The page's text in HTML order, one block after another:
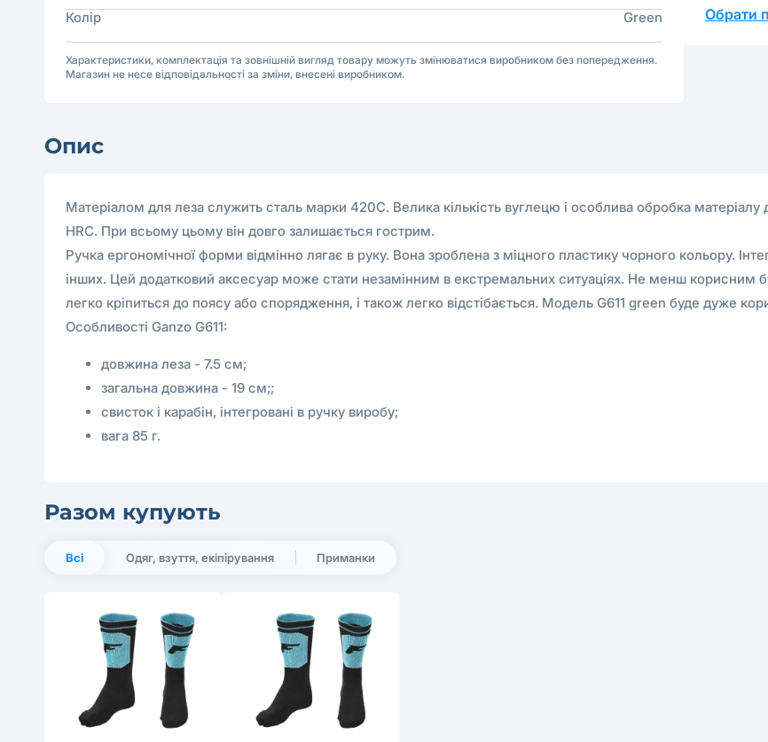
Колір
Green
Характеристики, комплектація та зовнішній вигляд товару можуть змінюватися виробником без попередження.
Магазин не несе відповідальності за зміни, внесені виробником.
Обрати
Опис
Матеріалом для леза служить сталь марки 420С. Велика кількість вуглецю і особлива обробка матеріалу
HRC. При всьому цьому він довго залишається гострим.
Ручка ергономічної форми відмінно лягає в руку. Вона зроблена з міцного пластику чорного кольору.
інших. Цей додатковий аксесуар може стати незамінним в екстремальних ситуаціях. Не менш корисним
легко кріпиться до поясу або спорядження, і також легко відстібається. Модель G611 green буде дуже
Особливості Ganzo G611:
довжина леза - 7.5 см;
загальна довжина - 19 см;;
свисток і карабін, інтегровані в ручку виробу;
вага 85 г.
Разом купують
Всі Одяг, взуття, екіпірування Приманки